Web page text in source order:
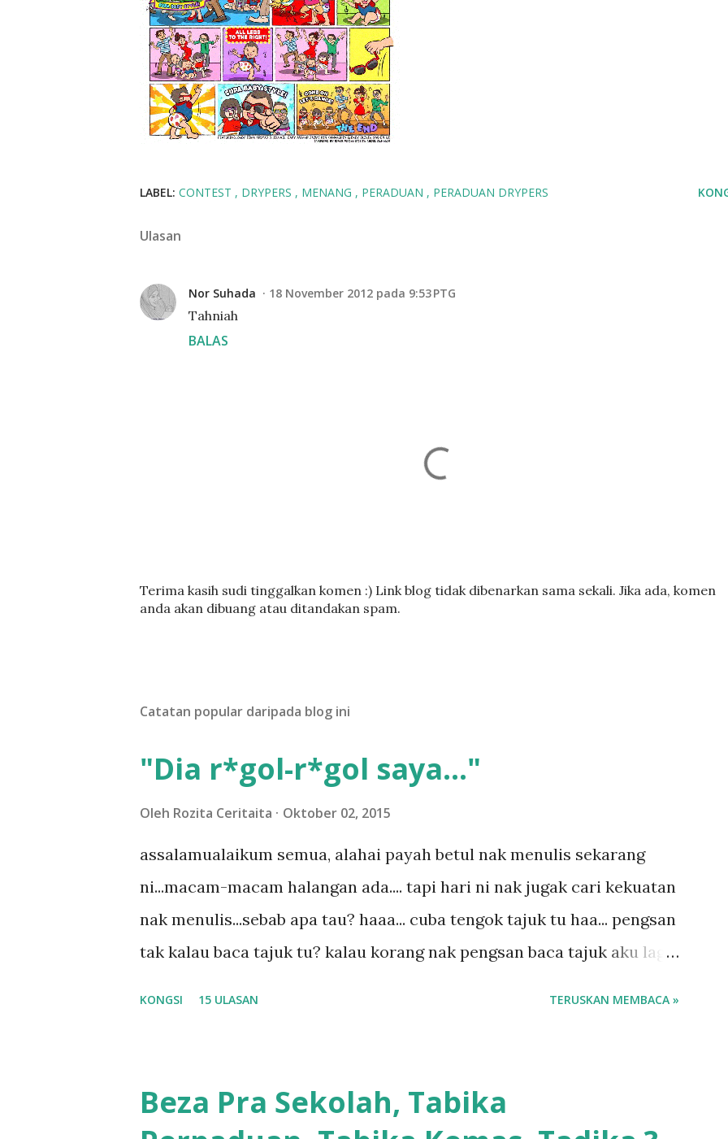
LABEL: CONTEST DRYPERS MENANG PERADUAN PERADUAN DRYPERS
Ulasan
Nor Suhada 18 November 2012 pada 9:53 PTG
Tahniah
BALAS
C
a
a
n
Terima kasih sudi tinggalkan komen :) Link blog tidak dibenarkan sama sekali. Jika ada, komen
anda akan dibuang atau ditandakan spam.
Catatan popular daripada blog ini
"Dia r*gol-r*gol saya..."
Oleh Rozita Ceritaita Oktober 02, 2015
assalamualaikum semua, alahai payah betul nak menulis sekarang
ni...macam-macam halangan ada.... tapi hari ni nak jugak cari kekuatan
nak menulis...sebab apa tau? haaa... cuba tengok tajuk tu haa... pengsan
tak kalau baca tajuk tu? kalau korang nak pengsan baca tajuk aku lagi
shah singgah Giant beli barang sikit...dalam perjalanan dari dalam
KONGSI 15 ULASAN TERUSKAN MEMBACA »
Beza Pra Sekolah, Tabika